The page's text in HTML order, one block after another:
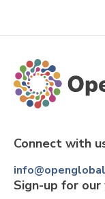
Connect with
Sign-up for